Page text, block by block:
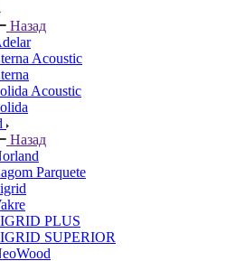
Назад
Acoustic
Acoustic
Назад
Parquete
PLUS
SUPERIOR